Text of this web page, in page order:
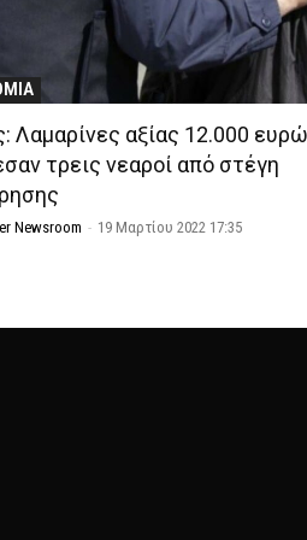
Λαμαρίνες αξίας 12.000 ευρώ
τρεις νεαροί από στέγη
Newsroom - 19 Μαρτίου 2022 17:35